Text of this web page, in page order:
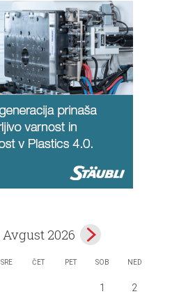
Avgust 2026
SRE ČET PET SOB NED
1 2